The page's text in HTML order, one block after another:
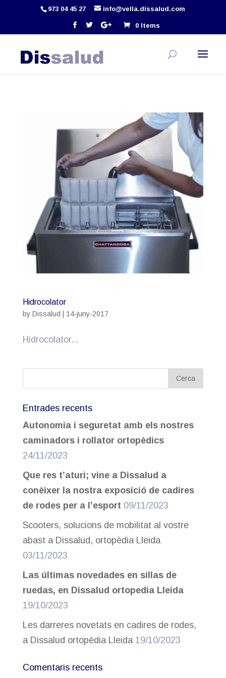
973 04 45 27 info@vella.dissalud.com
0 Items
Hidrocolator
by Dissalud 14-juny-2017
Hidrocolator...
Entrades recents
Autonomia i seguretat amb els nostres
caminadors i rollator ortopèdics
24/11/2023
Que res t’aturi; vine a Dissalud a
conèixer la nostra exposició de cadires
de rodes per a l’esport 09/11/2023
Scooters, solucions de mobilitat al vostre
abast a Dissalud, ortopèdia Lleida
03/11/2023
Las últimas novedades en sillas de
ruedas, en Dissalud ortopedia Lleida
19/10/2023
Les darreres novetats en cadires de rodes,
a Dissalud ortopèdia Lleida 19/10/2023
Comentaris recents